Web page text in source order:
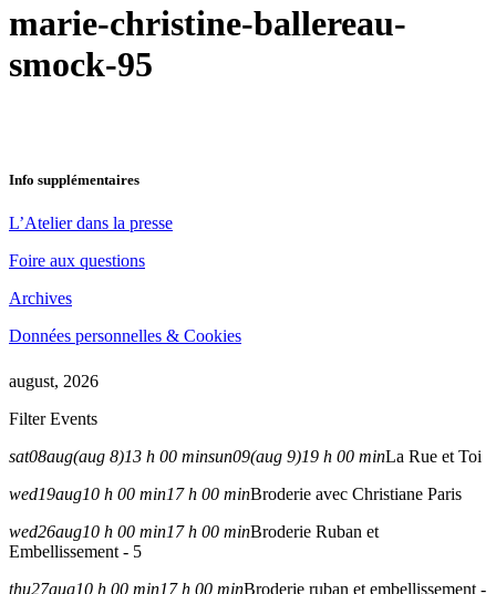
marie-christine-ballereau-
smock-95
Info supplémentaires
L’Atelier dans la presse
Foire aux questions
Archives
Données personnelles & Cookies
august, 2026
Filter Events
sat08aug(aug 8)13 h 00 minsun09(aug 9)19 h 00 minLa Rue et Toi
wed19aug10 h 00 min17 h 00 minBroderie avec Christiane Paris
wed26aug10 h 00 min17 h 00 minBroderie Ruban et
Embellissement - 5
thu27aug10 h 00 min17 h 00 minBroderie ruban et embellissement -